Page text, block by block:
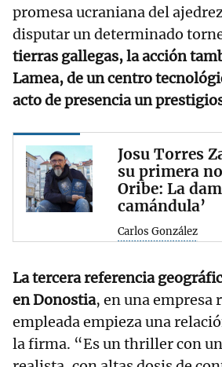
promesa ucraniana del
disputar un determinado
tierras gallegas, la acción
Lamea, de un centro
acto de presencia un
Josu Torres
su primera
Oribe: La
camándula’
Carlos González
La tercera referencia
en Donostia, en una empresa
empleada empieza una
la firma. “Es un thriller con